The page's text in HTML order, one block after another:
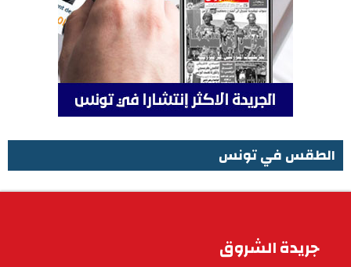
الطقس في تونس
جريدة الشروق